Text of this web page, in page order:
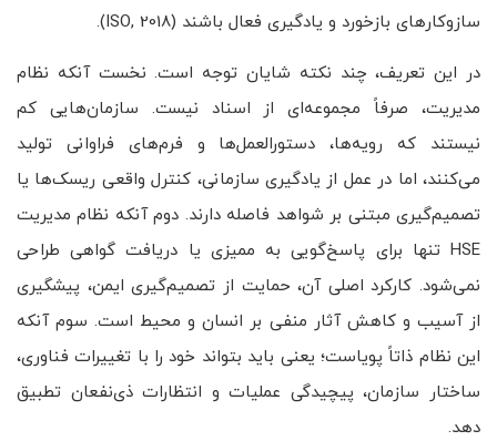
سازوکارهای بازخورد و یادگیری فعال باشند (ISO, 2018).
در این تعریف، چند نکته شایان توجه است. نخست آنکه نظام
مدیریت، صرفاً مجموعه‌ای از اسناد نیست. سازمان‌هایی کم
نیستند که رویه‌ها، دستورالعمل‌ها و فرم‌های فراوانی تولید
می‌کنند، اما در عمل از یادگیری سازمانی، کنترل واقعی ریسک‌ها یا
تصمیم‌گیری مبتنی بر شواهد فاصله دارند. دوم آنکه نظام مدیریت
HSE تنها برای پاسخ‌گویی به ممیزی یا دریافت گواهی طراحی
نمی‌شود. کارکرد اصلی آن، حمایت از تصمیم‌گیری ایمن، پیشگیری
از آسیب و کاهش آثار منفی بر انسان و محیط است. سوم آنکه
این نظام ذاتاً پویاست؛ یعنی باید بتواند خود را با تغییرات فناوری،
ساختار سازمان، پیچیدگی عملیات و انتظارات ذی‌نفعان تطبیق
دهد.